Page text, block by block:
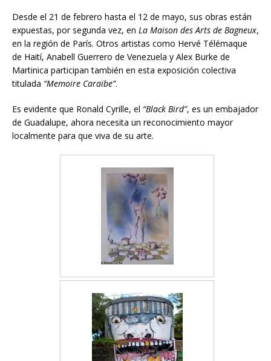
Desde el 21 de febrero hasta el 12 de mayo, sus obras están
expuestas, por segunda vez, en La Maison des Arts de Bagneux,
en la región de París. Otros artistas como Hervé Télémaque
de Haití, Anabell Guerrero de Venezuela y Alex Burke de
Martinica participan también en esta exposición colectiva
titulada “Memoire Caraïbe”.
Es evidente que Ronald Cyrille, el “Black Bird”, es un embajador
de Guadalupe, ahora necesita un reconocimiento mayor
localmente para que viva de su arte.